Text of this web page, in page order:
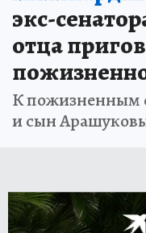
экс-
отца
К пожизненным
и сын